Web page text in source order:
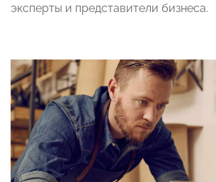
эксперты и представители бизнеса.